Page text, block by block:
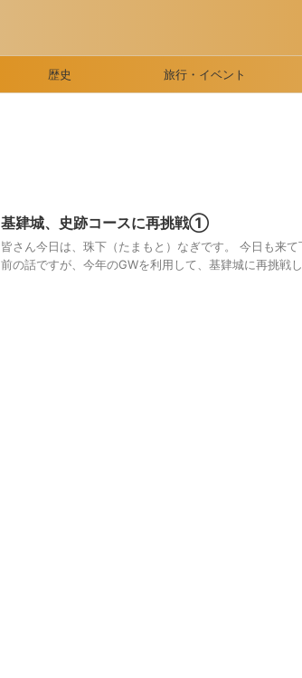
歴史 旅行・イベント
基肄城、史跡コースに再挑戦①
皆さん今日は、珠下（たまもと）なぎです。 今日も来
前の話ですが、今年のGWを利用して、基肄城に再挑戦